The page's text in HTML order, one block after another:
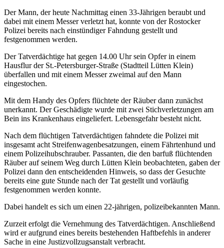
Der Mann, der heute Nachmittag einen 33-Jährigen beraubt und
dabei mit einem Messer verletzt hat, konnte von der Rostocker
Polizei bereits nach einstündiger Fahndung gestellt und
festgenommen werden.
Der Tatverdächtige hat gegen 14.00 Uhr sein Opfer in einem
Hausflur der St.-Petersburger-Straße (Stadtteil Lütten Klein)
überfallen und mit einem Messer zweimal auf den Mann
eingestochen.
Mit dem Handy des Opfers flüchtete der Räuber dann zunächst
unerkannt. Der Geschädigte wurde mit zwei Stichverletzungen am
Bein ins Krankenhaus eingeliefert. Lebensgefahr besteht nicht.
Nach dem flüchtigen Tatverdächtigen fahndete die Polizei mit
insgesamt acht Streifenwagenbesatzungen, einem Fährtenhund und
einem Polizeihubschrauber. Passanten, die den barfuß flüchtenden
Räuber auf seinem Weg durch Lütten Klein beobachteten, gaben der
Polizei dann den entscheidenden Hinweis, so dass der Gesuchte
bereits eine gute Stunde nach der Tat gestellt und vorläufig
festgenommen werden konnte.
Dabei handelt es sich um einen 22-jährigen, polizeibekannten Mann.
Zurzeit erfolgt die Vernehmung des Tatverdächtigen. Anschließend
wird er aufgrund eines bereits bestehenden Haftbefehls in anderer
Sache in eine Justizvollzugsanstalt verbracht.